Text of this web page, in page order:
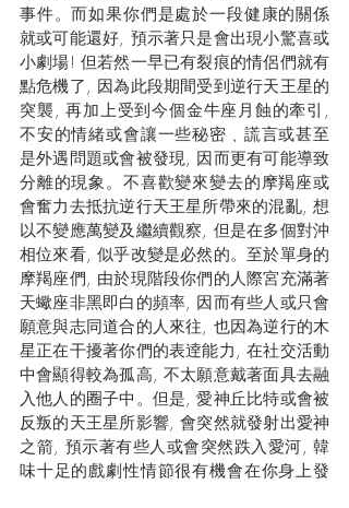
事件。而如果你們是處於一段健康的關係
就或可能還好, 預示著只是會出現小驚喜或
小劇場! 但若然一早已有裂痕的情侶們就有
點危機了, 因為此段期間受到逆行天王星的
突襲, 再加上受到今個金牛座月蝕的牽引,
不安的情緒或會讓一些秘密﹑謊言或甚至
是外遇問題或會被發現, 因而更有可能導致
分離的現象。不喜歡變來變去的摩羯座或
會奮力去抵抗逆行天王星所帶來的混亂, 想
以不變應萬變及繼續觀察, 但是在多個對沖
相位來看, 似乎改變是必然的。至於單身的
摩羯座們, 由於現階段你們的人際宮充滿著
天蠍座非黑即白的頻率, 因而有些人或只會
願意與志同道合的人來往, 也因為逆行的木
星正在干擾著你們的表逹能力, 在社交活動
中會顯得較為孤高, 不太願意戴著面具去融
入他人的圈子中。但是, 愛神丘比特或會被
反叛的天王星所影響, 會突然就發射出愛神
之箭, 預示著有些人或會突然跌入愛河, 韓
味十足的戲劇性情節很有機會在你身上發